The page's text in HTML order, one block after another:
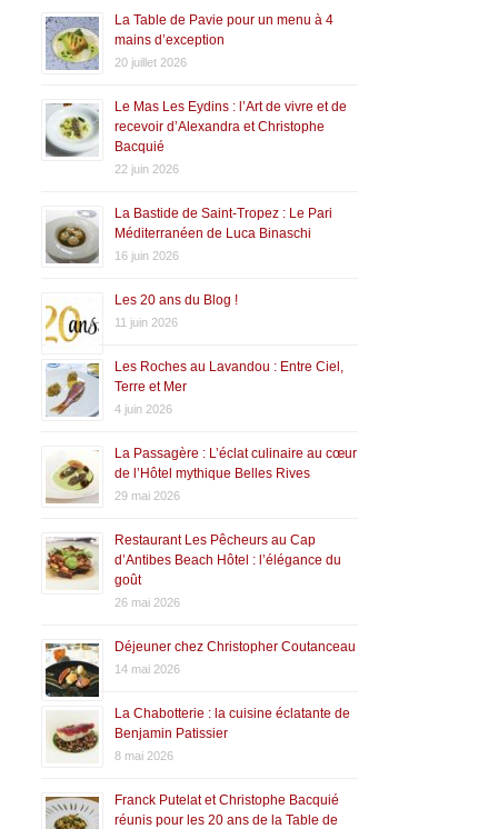
La Table de Pavie pour un menu à 4
mains d’exception
20 juillet 2026
Le Mas Les Eydins : l’Art de vivre et de
recevoir d’Alexandra et Christophe
Bacquié
22 juin 2026
La Bastide de Saint-Tropez : Le Pari
Méditerranéen de Luca Binaschi
16 juin 2026
Les 20 ans du Blog !
11 juin 2026
Les Roches au Lavandou : Entre Ciel,
Terre et Mer
4 juin 2026
La Passagère : L’éclat culinaire au cœur
de l’Hôtel mythique Belles Rives
29 mai 2026
Restaurant Les Pêcheurs au Cap
d’Antibes Beach Hôtel : l’élégance du
goût
26 mai 2026
Déjeuner chez Christopher Coutanceau
14 mai 2026
La Chabotterie : la cuisine éclatante de
Benjamin Patissier
8 mai 2026
Franck Putelat et Christophe Bacquié
réunis pour les 20 ans de la Table de